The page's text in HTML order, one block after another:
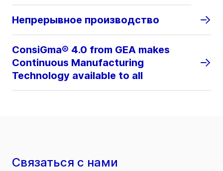
Непрерывное производство
ConsiGma® 4.0 from GEA makes
Continuous Manufacturing
Technology available to all
Связаться с нами